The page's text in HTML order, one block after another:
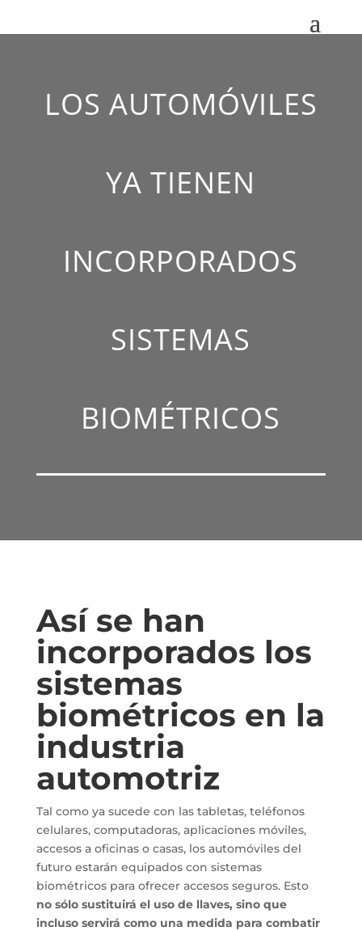
LOS AUTOMÓVILES
YA TIENEN
INCORPORADOS
SISTEMAS
BIOMÉTRICOS
Así se han
incorporados los
sistemas
biométricos en la
industria
automotriz
Tal como ya sucede con las tabletas, teléfonos
celulares, computadoras, aplicaciones móviles,
accesos a oficinas o casas, los automóviles del
futuro estarán equipados con sistemas
biométricos para ofrecer accesos seguros. Esto
no sólo sustituirá el uso de llaves, sino que
incluso servirá como una medida para combatir